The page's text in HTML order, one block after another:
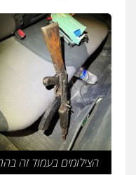
עו"ד
פלילי
קטינים
עו"ד
פלילי
חמורה
הצילומים בעמוד זה בהתאם לסעיף 27א